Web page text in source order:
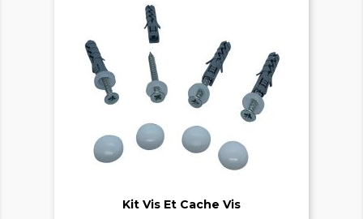

Kit Vis Et Cache Vis